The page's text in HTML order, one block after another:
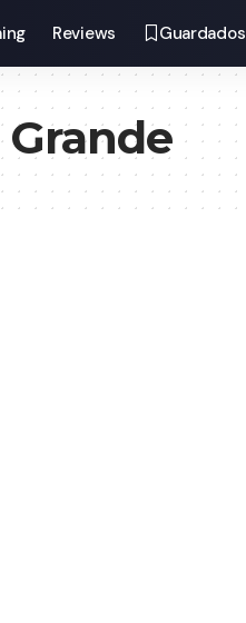
Reviews Guardados